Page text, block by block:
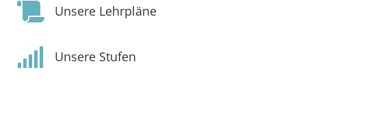
 Unsere Lehrpläne
 Unsere Stufen